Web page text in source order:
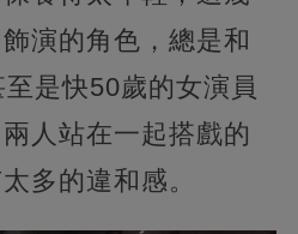
演的角色，總是和
是快50歲的女演員
人站在一起搭戲的
多的違和感。